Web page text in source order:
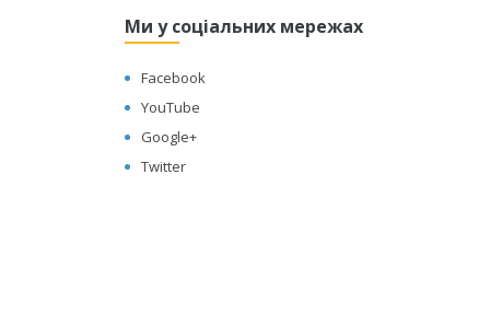
Ми у соціальних мережах
Facebook
YouTube
Google+
Twitter